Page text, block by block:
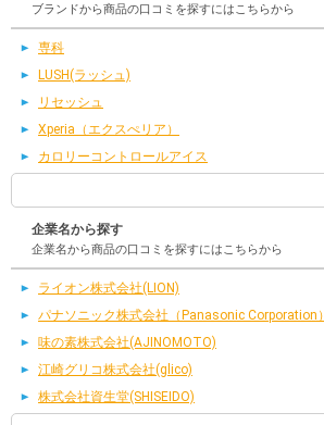
ブランドから商品の口コミを探すにはこちらから
専科
LUSH(ラッシュ)
リセッシュ
Xperia（エクスぺリア）
カロリーコントロールアイス
企業名から探す
企業名から商品の口コミを探すにはこちらから
ライオン株式会社(LION)
パナソニック株式会社（Panasonic Corporation）
味の素株式会社(AJINOMOTO)
江崎グリコ株式会社(glico)
株式会社資生堂(SHISEIDO)